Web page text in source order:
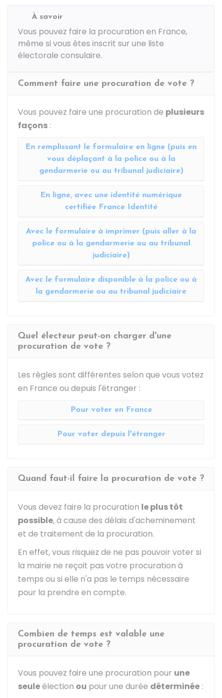
À savoir
Vous pouvez faire la procuration en France,
même si vous êtes inscrit sur une liste
électorale consulaire.
Comment faire une procuration de vote ?
Vous pouvez faire une procuration de plusieurs
façons :
En remplissant le formulaire en ligne (puis en
vous déplaçant à la police ou à la
gendarmerie ou au tribunal judiciaire)
En ligne, avec une identité numérique
certifiée France Identité
Avec le formulaire à imprimer (puis aller à la
police ou à la gendarmerie ou au tribunal
judiciaire)
Avec le formulaire disponible à la police ou à
la gendarmerie ou au tribunal judiciaire
Quel électeur peut-on charger d'une
procuration de vote ?
Les règles sont différentes selon que vous votez
en France ou depuis l'étranger :
Pour voter en France
Pour voter depuis l'étranger
Quand faut-il faire la procuration de vote ?
Vous devez faire la procuration le plus tôt
possible, à cause des délais d'acheminement
et de traitement de la procuration.
En effet, vous risquez de ne pas pouvoir voter si
la mairie ne reçoit pas votre procuration à
temps ou si elle n'a pas le temps nécessaire
pour la prendre en compte.
Combien de temps est valable une
procuration de vote ?
Vous pouvez faire une procuration pour une
seuleélection ou pour une durée déterminée :